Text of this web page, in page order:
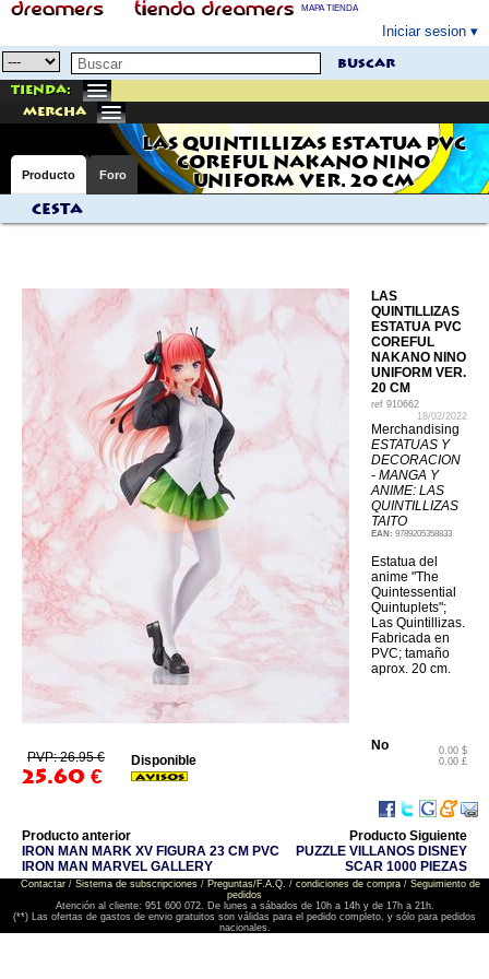
MAPA TIENDA
Iniciar sesion
buscar
Tienda:
mercha
LAS QUINTILLIZAS ESTATUA PVC
COREFUL NAKANO NINO
UNIFORM VER. 20 CM
Producto Foro
Cesta
LAS
QUINTILLIZAS
ESTATUA PVC
COREFUL
NAKANO NINO
UNIFORM VER.
20 CM
ref 910662
18/02/2022
Merchandising
ESTATUAS Y
DECORACION
- MANGA Y
ANIME: LAS
QUINTILLIZAS
TAITO
EAN: 9789205358833
Estatua del
anime "The
Quintessential
Quintuplets";
Las Quintillizas.
Fabricada en
PVC; tamaño
aprox. 20 cm.
PVP: 26.95 €
25.60 €
0.00 $
0.00 £
No
Disponible
Producto anterior
IRON MAN MARK XV FIGURA 23 CM PVC
IRON MAN MARVEL GALLERY
Producto Siguiente
PUZZLE VILLANOS DISNEY
SCAR 1000 PIEZAS
Contactar/ Sistema de subscripciones/ Preguntas/F.A.Q. / condiciones de compra/ Seguimiento de
pedidos
Atención al cliente: 951 600 072. De lunes a sábados de 10h a 14h y de 17h a 21h.
(**) Las ofertas de gastos de envio gratuitos son válidas para el pedido completo, y sólo para pedidos
nacionales.